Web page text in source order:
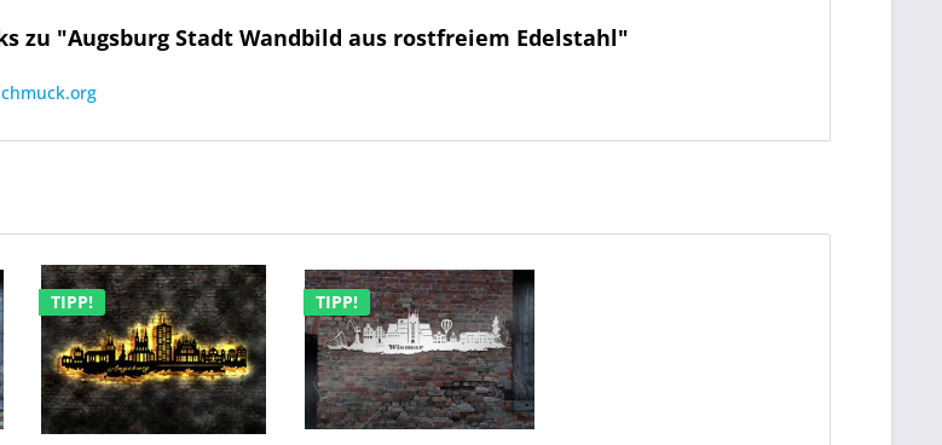
zu "Augsburg Stadt Wandbild aus rostfreiem Edelstahl"
TIPP! TIPP!